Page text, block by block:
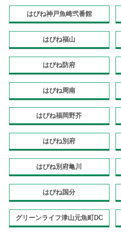
はぴね神戸魚崎弐番館
はぴね福山
はぴね防府
はぴね周南
はぴね福岡野芥
はぴね別府
はぴね別府亀川
はぴね国分
グリーンライフ津山元魚町DC